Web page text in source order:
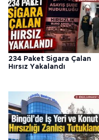
234 Paket Sigara Çalan
Hırsız Yakalandı